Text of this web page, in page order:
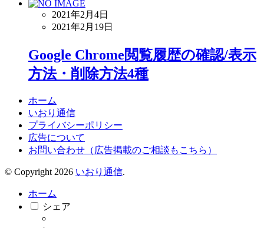
2021年2月4日
2021年2月19日
Google Chrome閲覧履歴の確認/表示
方法・削除方法4種
ホーム
いおり通信
プライバシーポリシー
広告について
お問い合わせ（広告掲載のご相談もこちら）
© Copyright 2026 いおり通信.
ホーム
シェア